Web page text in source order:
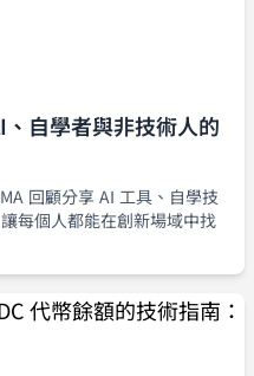
自學者與非技術人的
回顧分享 AI 工具、自學技
每個人都能在創新場域中找